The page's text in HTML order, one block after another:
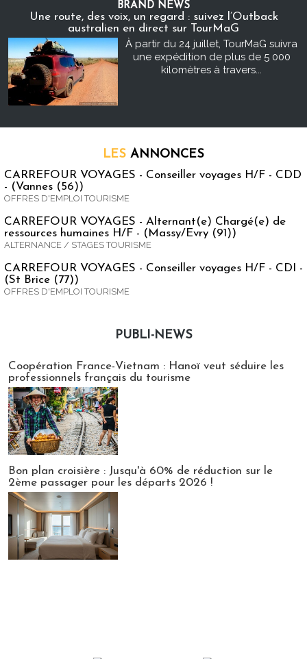
BRAND NEWS
Une route, des voix, un regard : suivez l’Outback
australien en direct sur TourMaG
À partir du 24 juillet, TourMaG suivra
une expédition de plus de 5 000
kilomètres à travers...
LES ANNONCES
CARREFOUR VOYAGES - Conseiller voyages H/F - CDD
- (Vannes (56))
OFFRES D'EMPLOI TOURISME
CARREFOUR VOYAGES - Alternant(e) Chargé(e) de
ressources humaines H/F - (Massy/Evry (91))
ALTERNANCE / STAGES TOURISME
CARREFOUR VOYAGES - Conseiller voyages H/F - CDI -
(St Brice (77))
OFFRES D'EMPLOI TOURISME
PUBLI-NEWS
Coopération France-Vietnam : Hanoï veut séduire les
professionnels français du tourisme
Bon plan croisière : Jusqu'à 60% de réduction sur le
2ème passager pour les départs 2026 !